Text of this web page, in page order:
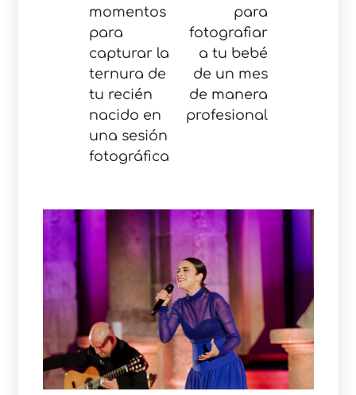
momentos
para
capturar la
ternura de
tu recién
nacido en
una sesión
fotográfica
para
fotografiar
a tu bebé
de un mes
de manera
profesional